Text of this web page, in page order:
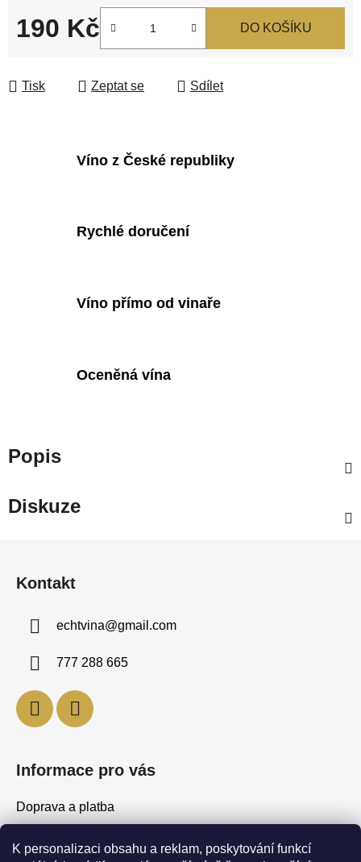
K personalizaci obsahu a reklam, poskytování funkcí
190 Kč DO KOŠÍKU
Tisk Zeptat se Sdílet
Víno z České republiky
Rychlé doručení
Víno přímo od vinaře
Oceněná vína
Popis
Diskuze
Kontakt
echtvina@gmail.com
777 288 665
Informace pro vás
Doprava a platba
Podmínky ochrany osobních údajů